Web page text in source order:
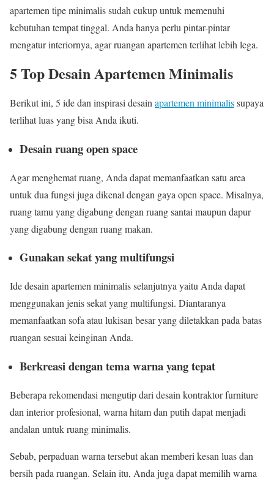
apartemen tipe minimalis sudah cukup untuk memenuhi
kebutuhan tempat tinggal. Anda hanya perlu pintar-pintar
mengatur interiornya, agar ruangan apartemen terlihat lebih lega.
5 Top Desain Apartemen Minimalis
Berikut ini, 5 ide dan inspirasi desainapartemen minimalissupaya
terlihat luas yang bisa Anda ikuti.
Desain ruang open space
Agar menghemat ruang, Anda dapat memanfaatkan satu area
untuk dua fungsi juga dikenal dengan gaya open space. Misalnya,
ruang tamu yang digabung dengan ruang santai maupun dapur
yang digabung dengan ruang makan.
Gunakan sekat yang multifungsi
Ide desain apartemen minimalis selanjutnya yaitu Anda dapat
menggunakan jenis sekat yang multifungsi. Diantaranya
memanfaatkan sofa atau lukisan besar yang diletakkan pada batas
ruangan sesuai keinginan Anda.
Berkreasi dengan tema warna yang tepat
Beberapa rekomendasi mengutip dari desain kontraktor furniture
dan interior profesional, warna hitam dan putih dapat menjadi
andalan untuk ruang minimalis.
Sebab, perpaduan warna tersebut akan memberi kesan luas dan
bersih pada ruangan. Selain itu, Anda juga dapat memilih warna